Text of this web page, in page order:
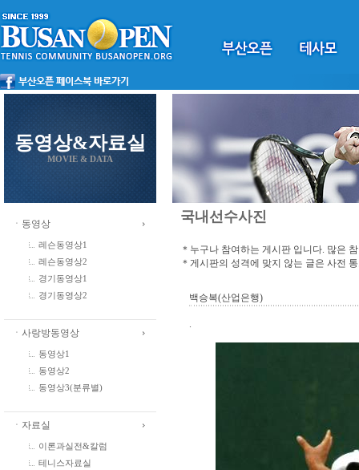
동영상&자료실
MOVIE & DATA
ㆍ동영상
레슨동영상1
레슨동영상2
경기동영상1
경기동영상2
ㆍ사랑방동영상
동영상1
동영상2
동영상3(분류별)
ㆍ자료실
이론과실전&칼럼
테니스자료실
국내선수사진
＊누구나 참여하는 게시판 입니다. 많은
＊게시판의 성격에 맞지 않는 글은 사전
백승복(산업은행)
.